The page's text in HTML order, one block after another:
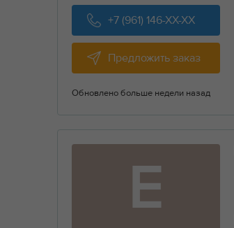
+7 (961) 146-XX-XX
Предложить заказ
Обновлено больше недели назад
Е